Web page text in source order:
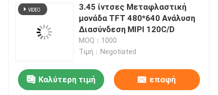
3.45 ίντσες Μεταφλαστική
μονάδα TFT 480*640 Ανάλυση
Διασύνδεση MIPI 120C/D
MOQ：1000
Τιμή：Negotiated
Καλύτερη τιμή επαφή